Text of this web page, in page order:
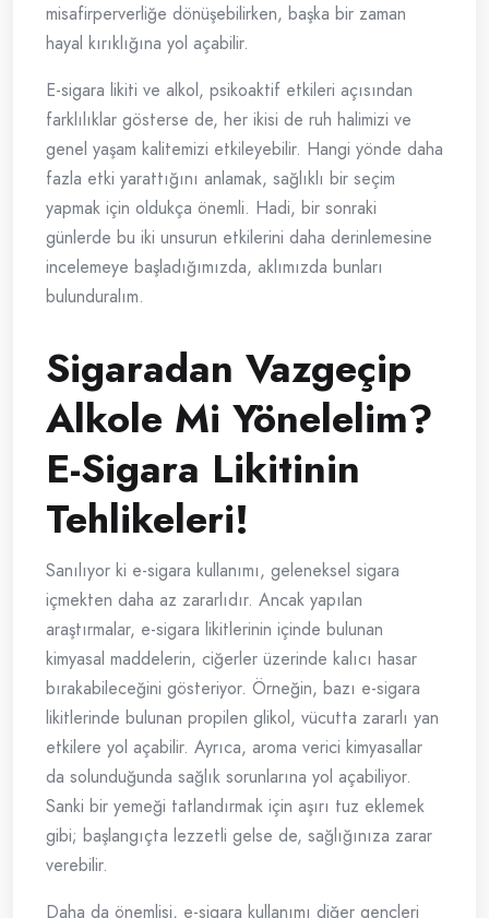
misafirperverliğe dönüşebilirken, başka bir zaman
hayal kırıklığına yol açabilir.
E-sigara likiti ve alkol, psikoaktif etkileri açısından
farklılıklar gösterse de, her ikisi de ruh halimizi ve
genel yaşam kalitemizi etkileyebilir. Hangi yönde daha
fazla etki yarattığını anlamak, sağlıklı bir seçim
yapmak için oldukça önemli. Hadi, bir sonraki
günlerde bu iki unsurun etkilerini daha derinlemesine
incelemeye başladığımızda, aklımızda bunları
bulunduralım.
Sigaradan Vazgeçip
Alkole Mi Yönelelim?
E-Sigara Likitinin
Tehlikeleri!
Sanılıyor ki e-sigara kullanımı, geleneksel sigara
içmekten daha az zararlıdır. Ancak yapılan
araştırmalar, e-sigara likitlerinin içinde bulunan
kimyasal maddelerin, ciğerler üzerinde kalıcı hasar
bırakabileceğini gösteriyor. Örneğin, bazı e-sigara
likitlerinde bulunan propilen glikol, vücutta zararlı yan
etkilere yol açabilir. Ayrıca, aroma verici kimyasallar
da solunduğunda sağlık sorunlarına yol açabiliyor.
Sanki bir yemeği tatlandırmak için aşırı tuz eklemek
gibi; başlangıçta lezzetli gelse de, sağlığınıza zarar
verebilir.
Daha da önemlisi, e-sigara kullanımı diğer gençleri